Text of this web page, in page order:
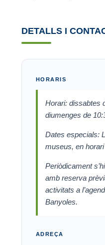
DETALLS I
HORARIS
Horari: dissabtes
diumenges de
Dates especials:
museus, en
Periòdicament
amb reserva
activitats a
Banyoles.
ADREÇA